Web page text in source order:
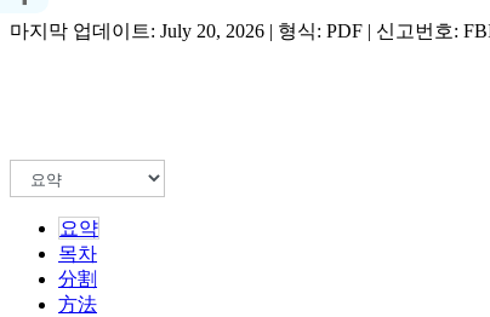
마지막 업데이트: July 20, 2026 | 형식: PDF | 신고번호:
요약
목차
分割
方法